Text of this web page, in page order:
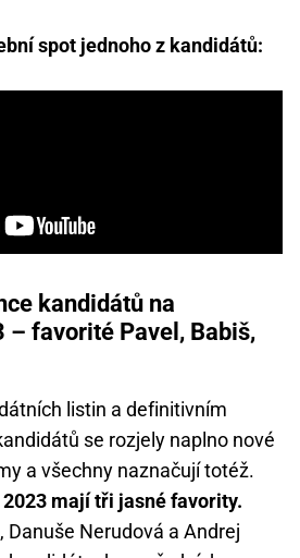
spot jednoho z kandidátů:
kandidátů na
– favorité Pavel, Babiš,
listin a definitivním
se rozjely naplno nové
a všechny naznačují totéž.
mají tři jasné favority.
Danuše Nerudová a Andrej